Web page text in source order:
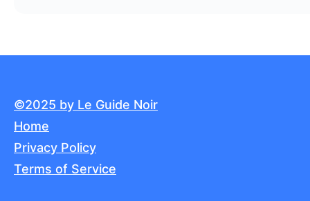
©2025 by Le Guide Noir
Home
Privacy Policy
Terms of Service